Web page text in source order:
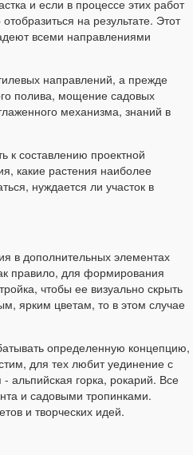
и если в процессе этих работ
на результате. Этот
всеми направлениями
направлений, а прежде
полива, мощение садовых
механизма, знаний в
к составлению проектной
какие растения наиболее
нуждается ли участок в
в дополнительных элементах
правило, для формирования
чтобы ее визуально скрыть
ярким цветам, то в этом случае
определенную концепцию,
для тех любит уединение с
альпийская горка, рокарий. Все
и садовыми тропинками.
и творческих идей.